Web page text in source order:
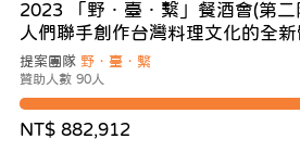
2023 「野．臺．繫」餐酒會(第
人們聯手創作台灣料理文化的全新
提案團隊 野．臺．繫
贊助人數 90人
NT$ 882,912